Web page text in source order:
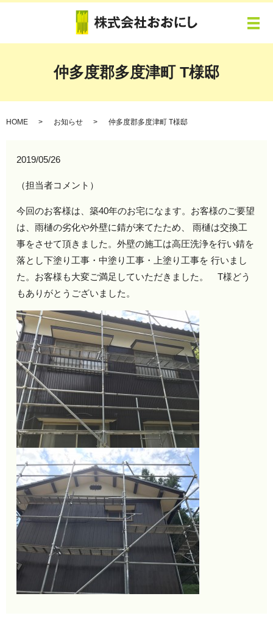
メ
仲多度郡多度津町 T様邸
HOME お知らせ 仲多度郡多度津町 T様邸
2019/05/26
（担当者コメント）
今回のお客様は、築40年のお宅になます。お客様のご要望
は、雨樋の劣化や外壁に錆が来てたため、 雨樋は交換工
事をさせて頂きました。外壁の施工は高圧洗浄を行い錆を
落とし下塗り工事・中塗り工事・上塗り工事を 行いまし
た。お客様も大変ご満足していただきました。 T様どう
もありがとうございました。